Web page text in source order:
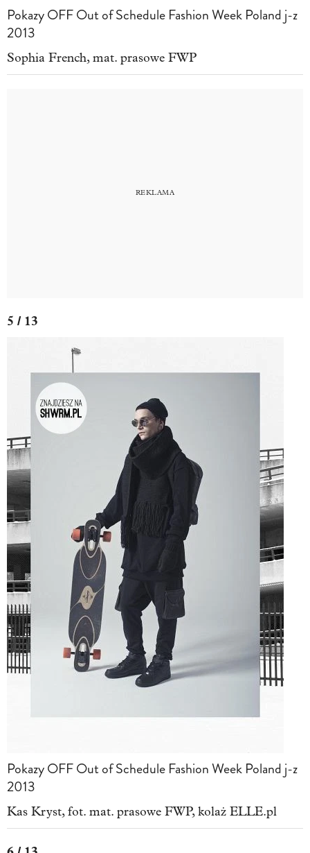
Pokazy OFF Out of Schedule Fashion Week Poland j-z
2013
Sophia French, mat. prasowe FWP
5 / 13
Pokazy OFF Out of Schedule Fashion Week Poland j-z
2013
Kas Kryst, fot. mat. prasowe FWP, kolaż ELLE.pl